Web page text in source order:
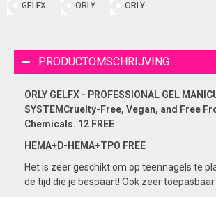
GELFX ORLY ORLY
PRODUCTOMSCHRIJVING
ORLY GELFX - PROFESSIONAL GEL
SYSTEMCruelty-Free, Vegan, and Free
Chemicals. 12 FREE
HEMA+D-HEMA+TPO FREE
Het is zeer geschikt om op teennagels te
de tijd die je bespaart! Ook zeer